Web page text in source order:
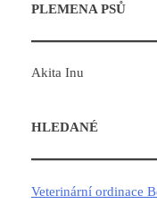
PLEMENA PSŮ
Akita Inu
HLEDANÉ
Veterinární ordinace